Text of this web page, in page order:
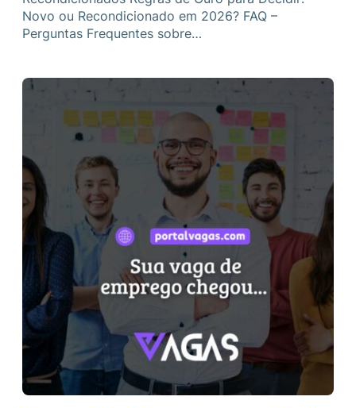
Novo ou Recondicionado em 2026? FAQ –
Perguntas Frequentes sobre…